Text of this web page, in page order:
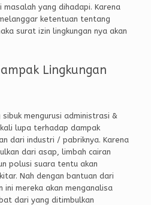
yang dihadapi. Karena
ketentuan tentang
surat izin lingkungan nya akan
Lingkungan
mengurusi administrasi &
lupa terhadap dampak
dari industri / pabriknya. Karena
dari asap, limbah cairan
polusi suara tentu akan
Nah dengan bantuan dari
ini mereka akan menganalisa
dari yang ditimbulkan